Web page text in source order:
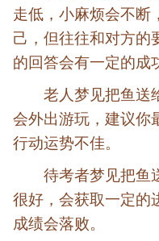
走低，小麻烦会不断
己，但往往和对方的
的回答会有一定的成
老人梦见把鱼送
会外出游玩，建议你
行动运势不佳。
待考者梦见把鱼
很好，会获取一定的
成绩会落败。